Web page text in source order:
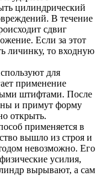
цилиндрический
В течение
сдвиг
Если за этот
личинку, то входную
для
применение
штифтами. После
и примут форму
открыть.
применяется в
вышло из строя и
невозможно. Его
усилия,
вырывают, а сам